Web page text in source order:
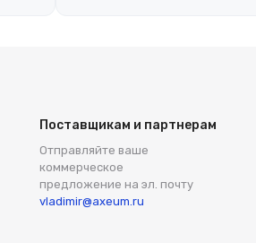
Поставщикам и партнерам
Отправляйте ваше
коммерческое
предложение на эл. почту
vladimir@axeum.ru